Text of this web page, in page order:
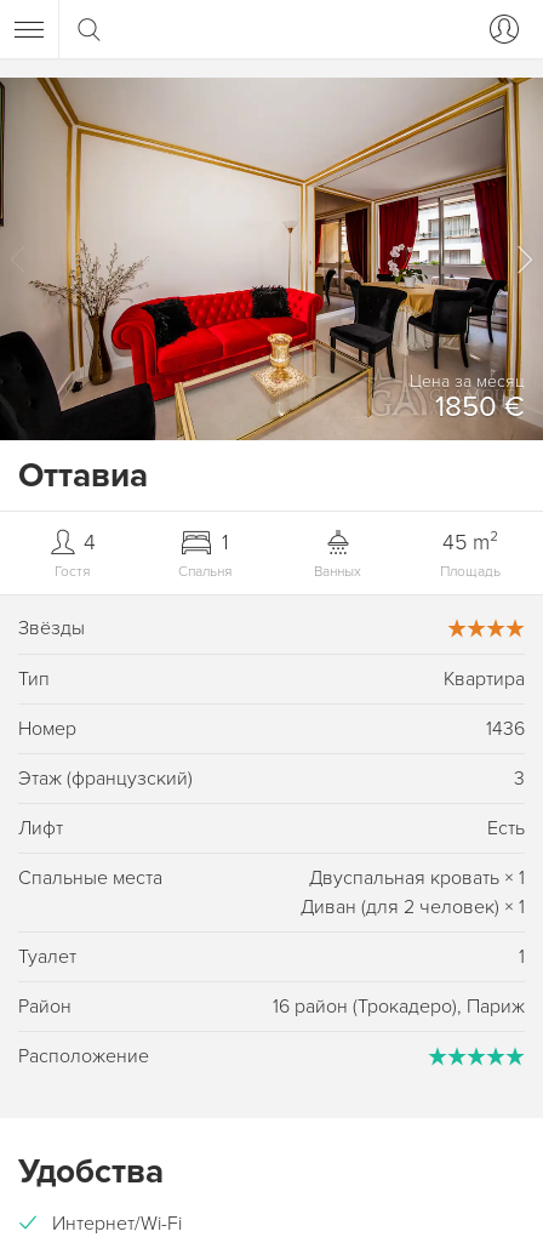
Цена за месяц
1850 €
Оттавиа
Гостя
4
Спальня
1
Ванных Площадь
45 m²
Звёзды
Тип Квартира
Номер 1436
Этаж (французский) 3
Лифт Есть
Спальные места Двуспальная кровать × 1
Диван (для 2 человек) × 1
Туалет 1
Район 16 район (Трокадеро), Париж
Расположение
Удобства
Интернет/Wi-Fi